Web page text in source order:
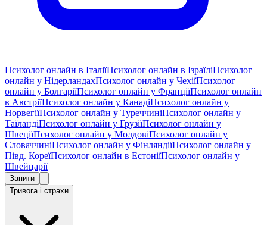
Психолог онлайн в ІталіїПсихолог онлайн в ІзраїліПсихолог
онлайн у НідерландахПсихолог онлайн у ЧехіїПсихолог
онлайн у БолгаріїПсихолог онлайн у ФранціїПсихолог онлайн
в АвстріїПсихолог онлайн у КанадіПсихолог онлайн у
НорвегіїПсихолог онлайн у ТуреччиніПсихолог онлайн у
ТаїландіПсихолог онлайн у ГрузіїПсихолог онлайн у
ШвеціїПсихолог онлайн у МолдовіПсихолог онлайн у
СловаччиніПсихолог онлайн у ФінляндіїПсихолог онлайн у
Півд. КореїПсихолог онлайн в ЕстоніїПсихолог онлайн у
Швейцарії
Запити
Тривога і страхи